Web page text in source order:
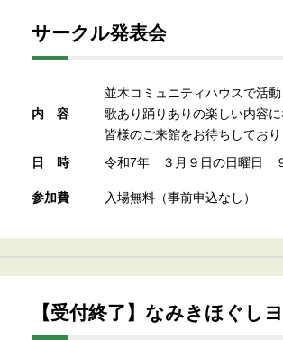
サークル発表会
内容
並木コミュニティハウスで活
歌あり踊りありの楽しい内容に
皆様のご来館をお待ちしており
日時
令和7年 ３月９日の日曜日
参加費 入場無料（事前申込なし）
【受付終了】なみきほぐし